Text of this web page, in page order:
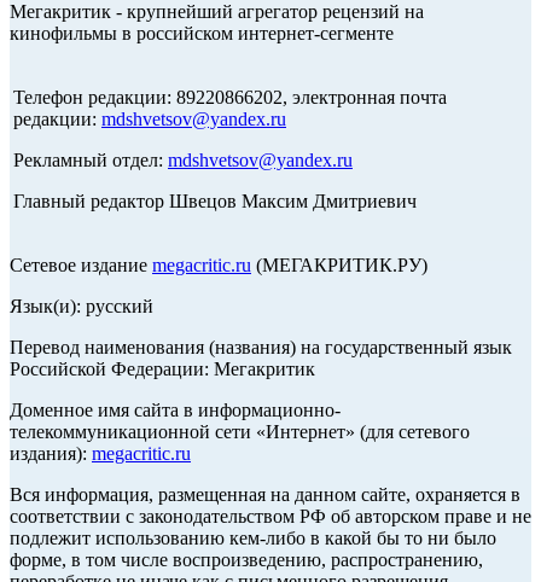
Мегакритик - крупнейший агрегатор рецензий на
кинофильмы в российском интернет-сегменте
Телефон редакции: 89220866202, электронная почта
редакции: mdshvetsov@yandex.ru
Рекламный отдел: mdshvetsov@yandex.ru
Главный редактор Швецов Максим Дмитриевич
Сетевое издание megacritic.ru (МЕГАКРИТИК.РУ)
Язык(и): русский
Перевод наименования (названия) на государственный язык
Российской Федерации: Мегакритик
Доменное имя сайта в информационно-
телекоммуникационной сети «Интернет» (для сетевого
издания): megacritic.ru
Вся информация, размещенная на данном сайте, охраняется в
соответствии с законодательством РФ об авторском праве и не
подлежит использованию кем-либо в какой бы то ни было
форме, в том числе воспроизведению, распространению,